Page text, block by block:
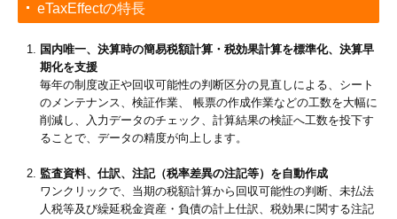
eTaxEffectの特長
国内唯一、決算時の簡易税額計算・税効果計算を標準化、決算早
期化を支援
毎年の制度改正や回収可能性の判断区分の見直しによる、シート
のメンテナンス、検証作業、 帳票の作成作業などの工数を大幅に
削減し、入力データのチェック、計算結果の検証へ工数を投下す
ることで、データの精度が向上します。
監査資料、仕訳、注記（税率差異の注記等）を自動作成
ワンクリックで、当期の税額計算から回収可能性の判断、未払法
人税等及び繰延税金資産・負債の計上仕訳、税効果に関する注記